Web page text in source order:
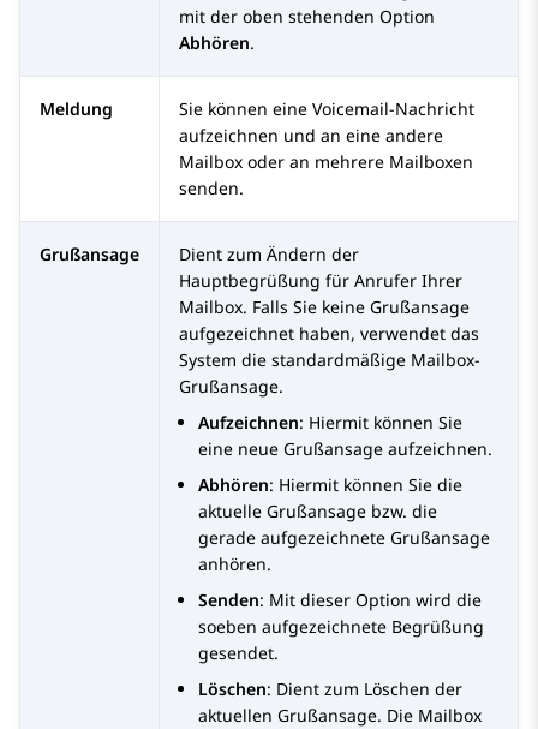
mit der oben stehenden Option
Abhören.
Meldung
Sie können eine Voicemail-Nachricht
aufzeichnen und an eine andere
Mailbox oder an mehrere Mailboxen
senden.
Grußansage
Dient zum Ändern der
Hauptbegrüßung für Anrufer Ihrer
Mailbox. Falls Sie keine Grußansage
aufgezeichnet haben, verwendet das
System die standardmäßige Mailbox-
Grußansage.
Aufzeichnen: Hiermit können Sie
eine neue Grußansage aufzeichnen.
Abhören: Hiermit können Sie die
aktuelle Grußansage bzw. die
gerade aufgezeichnete Grußansage
anhören.
Senden: Mit dieser Option wird die
soeben aufgezeichnete Begrüßung
gesendet.
Löschen: Dient zum Löschen der
aktuellen Grußansage. Die Mailbox